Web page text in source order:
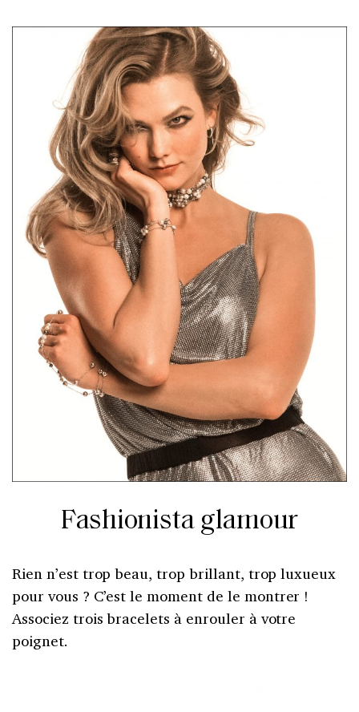
Fashionista glamour
Rien n’est trop beau, trop brillant, trop luxueux
pour vous ? C’est le moment de le montrer !
Associez trois bracelets à enrouler à votre
poignet.